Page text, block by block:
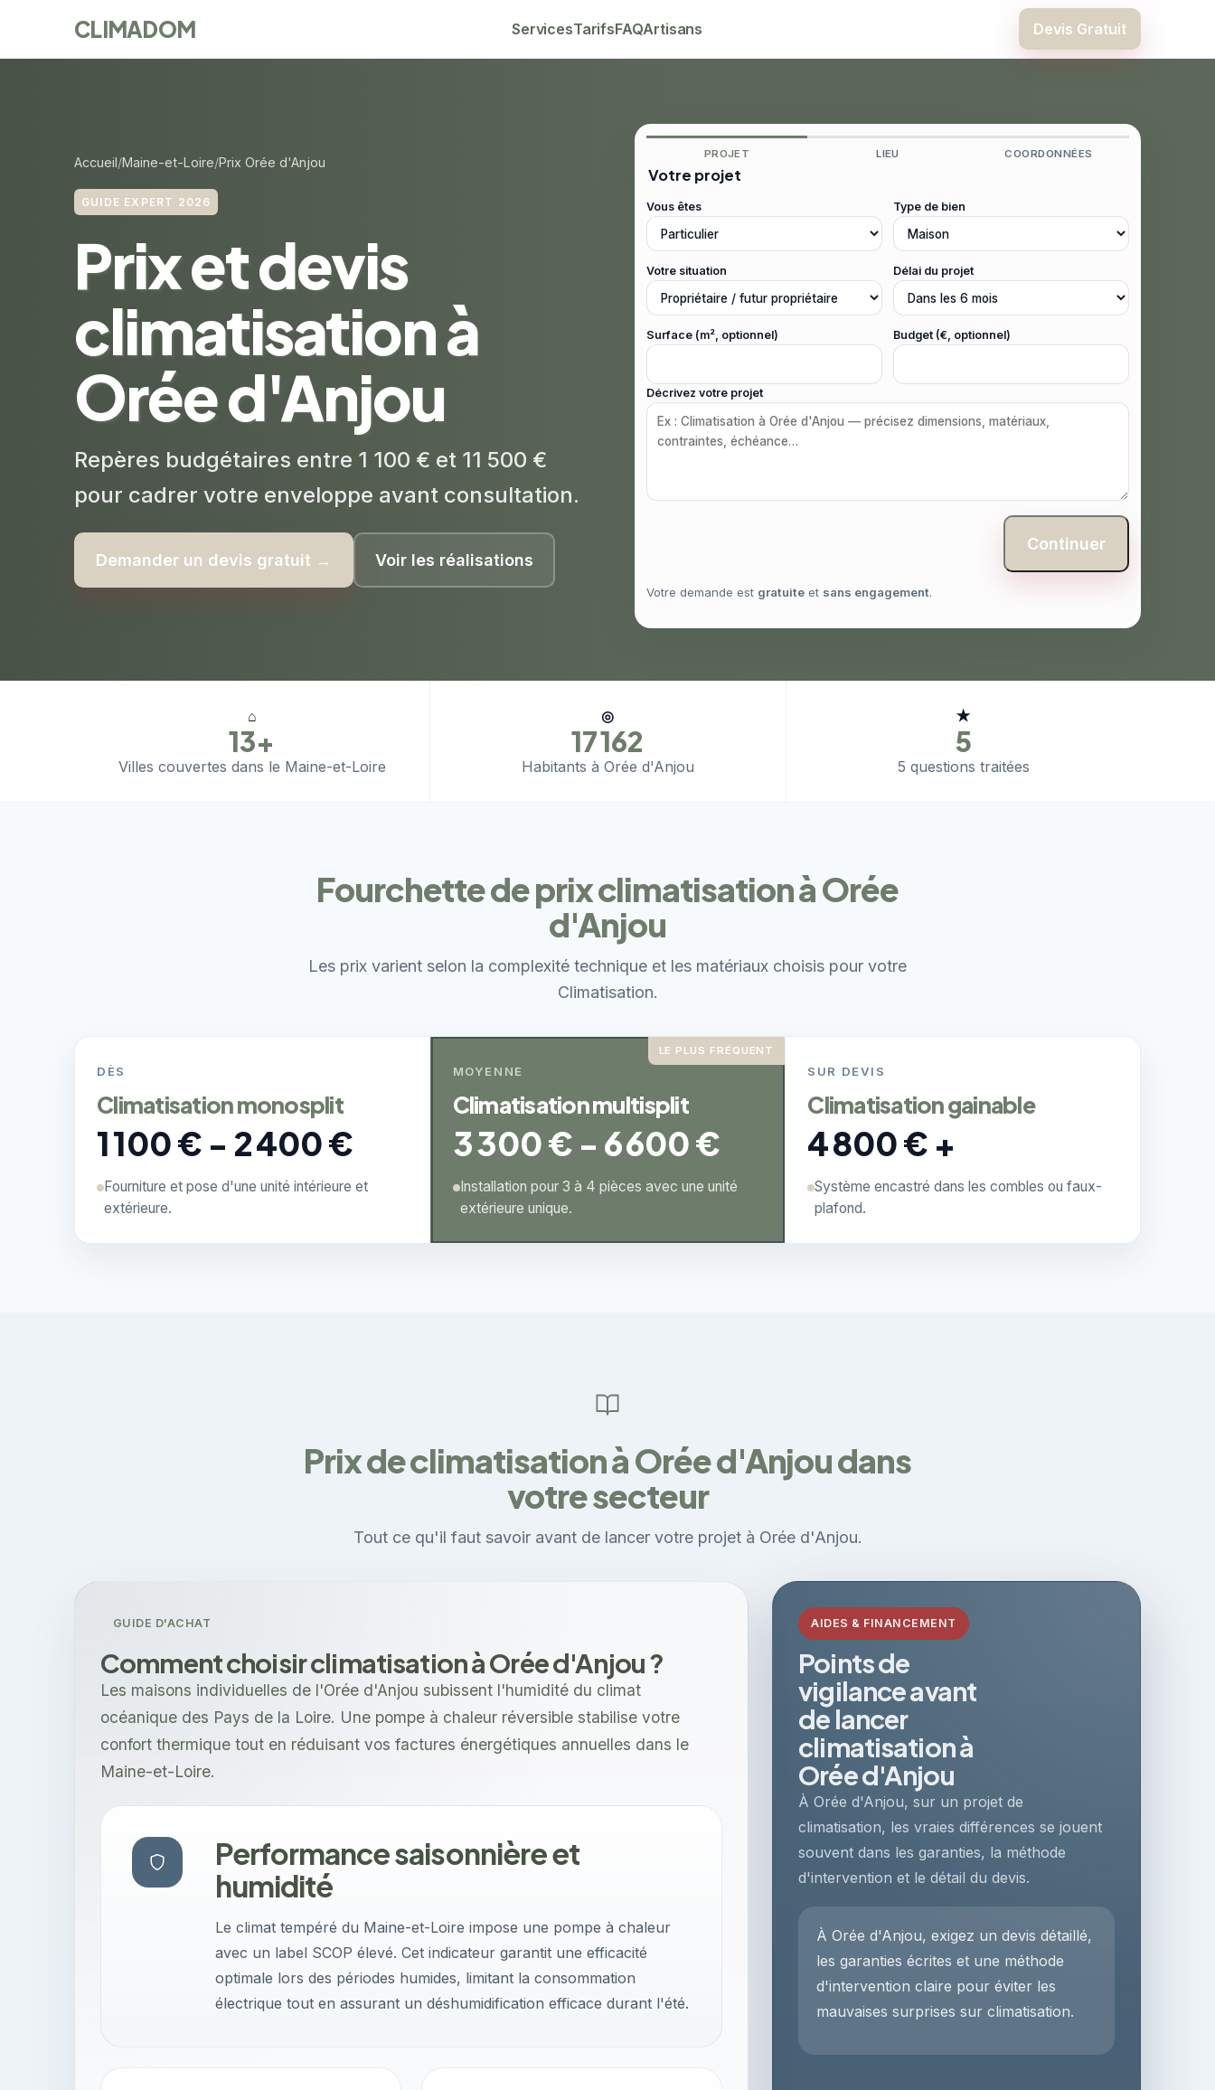
CLIMADOM ServicesTarifsFAQArtisans Devis Gratuit
Accueil Maine-et-Loire Prix Orée d'Anjou
GUIDE EXPERT 2026
Prix et devis
climatisation à
Orée d'Anjou
Repères budgétaires entre 1 100 € et 11 500 €
pour cadrer votre enveloppe avant consultation.
Demander un devis gratuit → Voir les réalisations
PROJET LIEU COORDONNÉES
Votre projet
Vous êtes Type de bien
Votre situation Délai du projet
Surface (m², optionnel) Budget (€, optionnel)
Décrivez votre projet
Continuer
Votre demande est gratuite et sans engagement.
⌂
13+
Villes couvertes dans le Maine-et-Loire
◎
17 162
Habitants à Orée d'Anjou
★
5
5 questions traitées
Fourchette de prix climatisation à Orée
d'Anjou
Les prix varient selon la complexité technique et les matériaux choisis pour votre
Climatisation.
DÈS
Climatisation monosplit
1 100 € - 2 400 €
Fourniture et pose d'une unité intérieure et
extérieure.
LE PLUS FRÉQUENT
MOYENNE
Climatisation multisplit
3 300 € - 6 600 €
Installation pour 3 à 4 pièces avec une unité
extérieure unique.
SUR DEVIS
Climatisation gainable
4 800 € +
Système encastré dans les combles ou faux-
plafond.
Prix de climatisation à Orée d'Anjou dans
votre secteur
Tout ce qu'il faut savoir avant de lancer votre projet à Orée d'Anjou.
AIDES & FINANCEMENT
Points de
vigilance avant
de lancer
climatisation à
Orée d'Anjou
À Orée d'Anjou, sur un projet de
climatisation, les vraies différences se jouent
souvent dans les garanties, la méthode
d'intervention et le détail du devis.
À Orée d'Anjou, exigez un devis détaillé,
les garanties écrites et une méthode
d'intervention claire pour éviter les
mauvaises surprises sur climatisation.
GUIDE D'ACHAT
Comment choisir climatisation à Orée d'Anjou ?
Les maisons individuelles de l'Orée d'Anjou subissent l'humidité du climat
océanique des Pays de la Loire. Une pompe à chaleur réversible stabilise votre
confort thermique tout en réduisant vos factures énergétiques annuelles dans le
Maine-et-Loire.
Performance saisonnière et
humidité
Le climat tempéré du Maine-et-Loire impose une pompe à chaleur
avec un label SCOP élevé. Cet indicateur garantit une efficacité
optimale lors des périodes humides, limitant la consommation
électrique tout en assurant un déshumidification efficace durant l'été.